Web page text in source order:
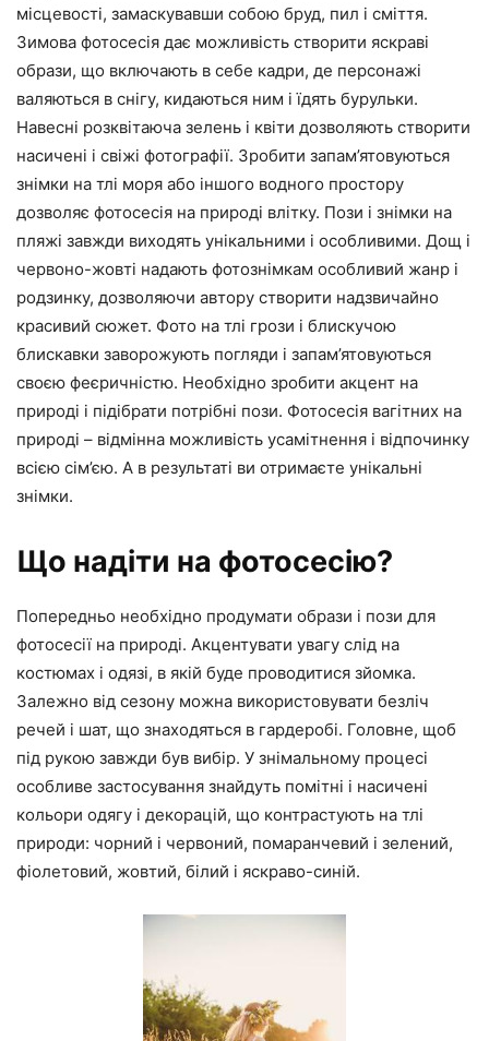
місцевості, замаскувавши собою бруд, пил і сміття.
Зимова фотосесія дає можливість створити яскраві
образи, що включають в себе кадри, де персонажі
валяються в снігу, кидаються ним і їдять бурульки.
Навесні розквітаюча зелень і квіти дозволяють створити
насичені і свіжі фотографії. Зробити запам’ятовуються
знімки на тлі моря або іншого водного простору
дозволяє фотосесія на природі влітку. Пози і знімки на
пляжі завжди виходять унікальними і особливими. Дощ і
червоно-жовті надають фотознімкам особливий жанр і
родзинку, дозволяючи автору створити надзвичайно
красивий сюжет. Фото на тлі грози і блискучою
блискавки заворожують погляди і запам’ятовуються
своєю феєричністю. Необхідно зробити акцент на
природі і підібрати потрібні пози. Фотосесія вагітних на
природі – відмінна можливість усамітнення і відпочинку
всією сім’єю. А в результаті ви отримаєте унікальні
знімки.
Що надіти на фотосесію?
Попередньо необхідно продумати образи і пози для
фотосесії на природі. Акцентувати увагу слід на
костюмах і одязі, в якій буде проводитися зйомка.
Залежно від сезону можна використовувати безліч
речей і шат, що знаходяться в гардеробі. Головне, щоб
під рукою завжди був вибір. У знімальному процесі
особливе застосування знайдуть помітні і насичені
кольори одягу і декорацій, що контрастують на тлі
природи: чорний і червоний, помаранчевий і зелений,
фіолетовий, жовтий, білий і яскраво-синій.